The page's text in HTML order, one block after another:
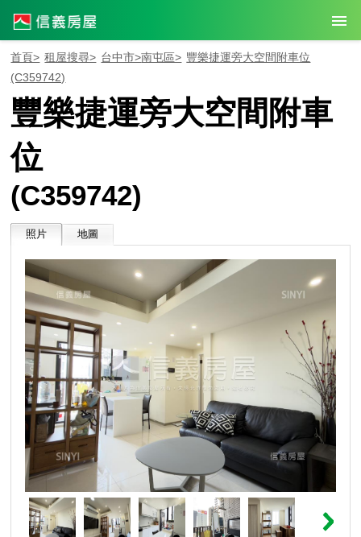
首頁> 租屋搜尋> 台中市>南屯區> 豐樂捷運旁大空間附車位
(C359742)
豐樂捷運旁大空間附車
位
(C359742)
照片 地圖